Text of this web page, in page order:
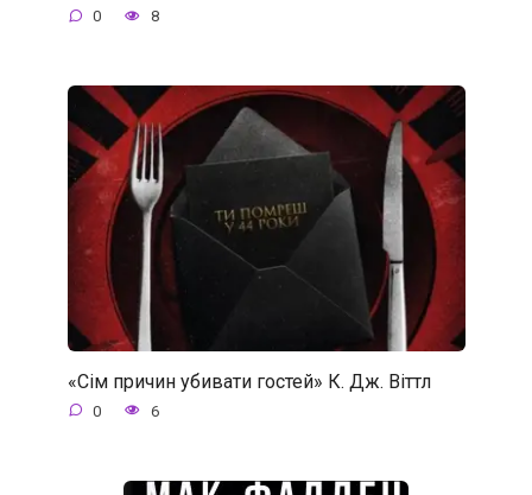
0 8
«Сім причин убивати гостей» К. Дж. Віттл
0 6